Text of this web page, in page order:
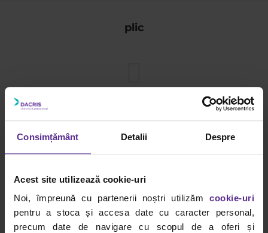
Consimțământ Detalii Despre
Acest site utilizează cookie-uri
Noi, împreună cu partenerii noștri utilizăm cookie-uri
pentru a stoca și accesa date cu caracter personal,
precum date de navigare cu scopul de a oferi și
plic
2025